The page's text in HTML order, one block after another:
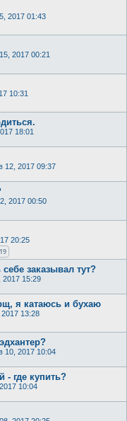
2017 01:43
2017 00:21
10:31
18:01
12, 2017 09:37
2017 00:50
20:25
заказывал тут?
15:29
я катаюсь и бухаю
13:28
10, 2017 10:04
- где купить?
10:04